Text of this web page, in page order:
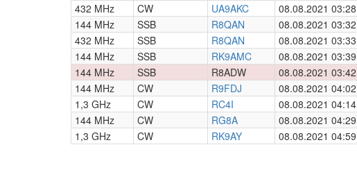
432 MHz
CW UA9AKC 08.08.2021 03:28
144 MHz
SSB R8QAN 08.08.2021 03:32
432 MHz
SSB R8QAN 08.08.2021 03:33
144 MHz
SSB RK9AMC 08.08.2021 03:39
144 MHz
SSB R8ADW 08.08.2021 03:42
144 MHz
CW R9FDJ 08.08.2021 04:02
1,3 GHz
CW RC4I 08.08.2021 04:14
144 MHz
CW RG8A 08.08.2021 04:29
1,3 GHz
CW RK9AY 08.08.2021 04:59